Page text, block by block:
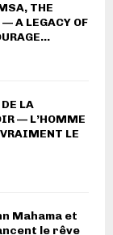
THE
— A LEGACY OF
LA
— L’HOMME
LE
Mahama et
le rêve